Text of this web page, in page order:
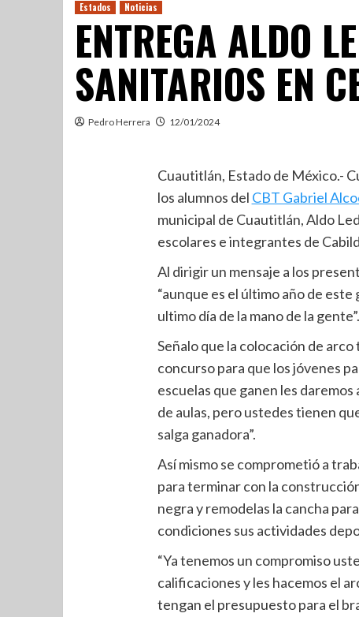
Estados Noticias
ENTREGA ALDO
SANITARIOS EN
Pedro Herrera 12/01/2024
Cuautitlán, Estado de México.-
los alumnos del CBT Gabriel
municipal de Cuautitlán, Aldo
escolares e integrantes de
Al dirigir un mensaje a los
“aunque es el último año de
ultimo día de la mano de la gente”.
Señalo que la colocación de
concurso para que los jóvenes
escuelas que ganen les
de aulas, pero ustedes tienen
salga ganadora”.
Así mismo se comprometió a
para terminar con la
negra y remodelas la cancha
condiciones sus actividades
“Ya tenemos un compromiso
calificaciones y les hacemos el
tengan el presupuesto para el